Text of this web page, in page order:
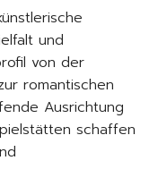
und
von der
romantischen
Ausrichtung
schaffen